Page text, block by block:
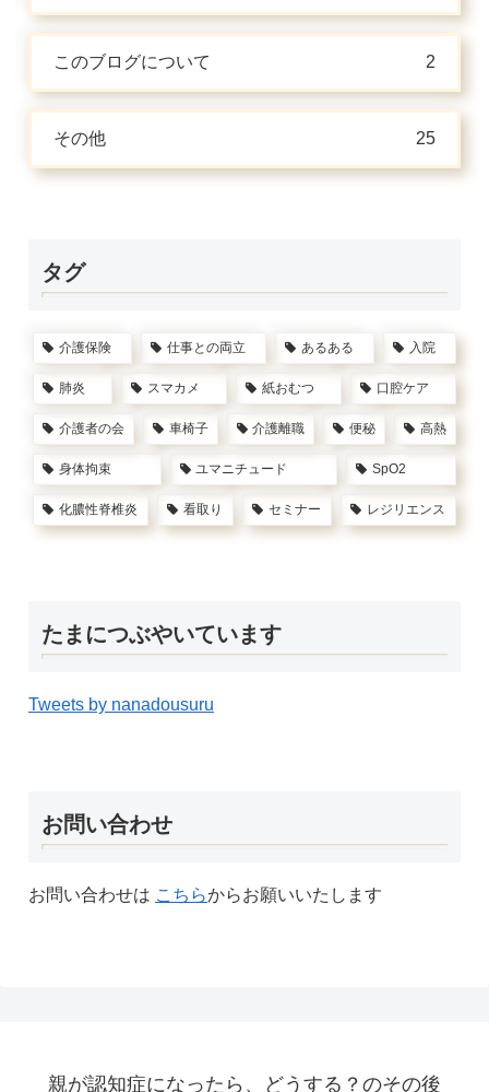
このブログについて 2
その他 25
タグ
介護保険 仕事との両立 あるある 入院
肺炎 スマカメ 紙おむつ 口腔ケア
介護者の会 車椅子 介護離職 便秘 高熱
身体拘束 ユマニチュード SpO2
化膿性脊椎炎 看取り セミナー レジリエンス
たまにつぶやいています
Tweets by nanadousuru
お問い合わせ
お問い合わせは こちらからお願いいたします
親が認知症になったら、どうする？のその後